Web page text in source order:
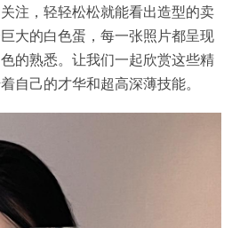
注，轻轻松松就能看出造型的卖
大的白色蛋，每一张照片都呈现
的熟悉。让我们一起欣赏这些精
自己的才华和超高深薄技能。